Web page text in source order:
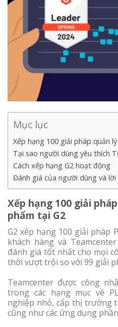
Mục lục
Xếp hạng 100 giải pháp quản
Tại sao người dùng yêu thích
Cách xếp hạng G2 hoạt động
Đánh giá của người dùng và lời
Xếp hạng 100 giải
phẩm tại G2
G2 xếp hạng 100 giải pháp
khách hàng và
đánh giá tốt nhất cho mọi
thời vượt trội so với 99 giải
Teamcenter được công
trong các hạng mục về
nghiệp nhỏ, cấp thị trường
cũng như các ứng dụng